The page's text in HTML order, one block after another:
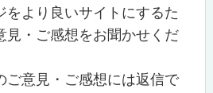
をより良いサイトにするた
見・ご感想をお聞かせくだ
ご意見・ご感想には返信で